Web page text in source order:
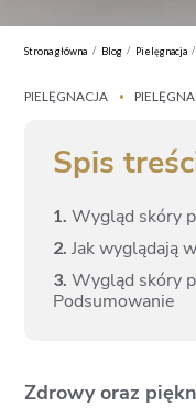
Strona główna / Blog / Pielęgnacja /
PIELĘGNACJA •
Spis
1. Wygląd skóry
2. Jak wyglądają
3. Wygląd skóry
Podsumowanie
Zdrowy oraz